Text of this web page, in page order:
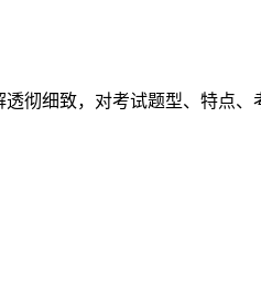
彻细致，对考试题型、特点、